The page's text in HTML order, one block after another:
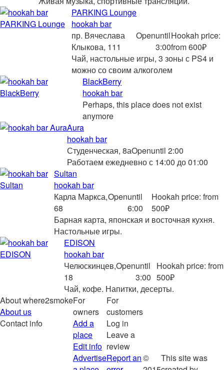
PARKING Lounge
hookah bar
пр. Вячеслава
Клыкова, 111
Openuntil
3:00
Hookah price:
from 600₽
Чай, настольные игры, 3 зоны с PS4 и
можно со своим алкоголем
BlackBerry
hookah bar
Perhaps, this place does not exist
anymore
Aura
hookah bar
Студенческая, 8аOpenuntil 2:00
Работаем ежедневно с 14:00 до 01:00
Sultan
hookah bar
Карла Маркса,
68
Openuntil
6:00
Hookah price: from
500₽
Барная карта, японская и восточная кухня.
Настольные игры.
EDISON
hookah bar
Челюскинцев,
18
Openuntil
3:00
Hookah price: from
500₽
Чай, кофе. Напитки, десерты.
About where2smoke
About us
Contact info
For
owners
Add a
place
Edit info
Advertise
For
customers
Log in
Leave a
review
Report an©
This site was